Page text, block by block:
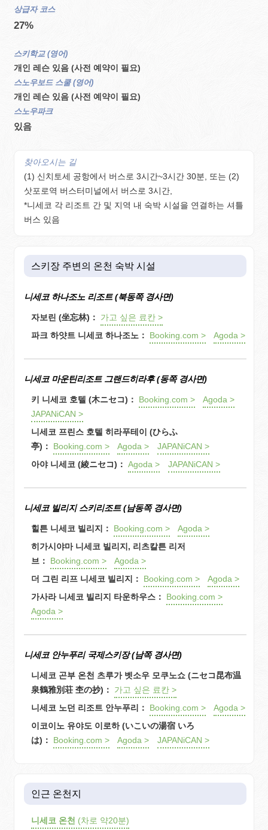
상급자 코스
27%
스키학교 (영어)
개인 레슨 있음 (사전 예약이 필요)
스노우보드 스쿨 (영어)
개인 레슨 있음 (사전 예약이 필요)
스노우파크
있음
찾아오시는 길
(1) 신치토세 공항에서 버스로 3시간~3시간 30분, 또는 (2)
삿포로역 버스터미널에서 버스로 3시간,
*니세코 각 리조트 간 및 지역 내 숙박 시설을 연결하는 셔틀
버스 있음
스키장 주변의 온천 숙박 시설
니세코 하나조노 리조트 (북동쪽 경사면)
자보린 (坐忘林)：
가고 싶은 료칸 >
파크 하얏트 니세코 하나조노：
Booking.com > Agoda >
니세코 마운틴리조트 그랜드히라후 (동쪽 경사면)
키 니세코 호텔 (木ニセコ)： Booking.com >
Agoda >
JAPANiCAN >
니세코 프린스 호텔 히라푸테이 (ひらふ
亭)： Booking.com > Agoda >
JAPANiCAN >
아야 니세코 (綾ニセコ)： Agoda > JAPANiCAN >
니세코 빌리지 스키리조트 (남동쪽 경사면)
힐튼 니세코 빌리지： Booking.com >
Agoda >
히가시야마 니세코 빌리지, 리츠칼튼 리저
브：
Booking.com >
Agoda >
더 그린 리프 니세코 빌리지：
Booking.com >
Agoda >
가사라 니세코 빌리지 타운하우스：
Booking.com >
Agoda >
니세코 안누푸리 국제스키장 (남쪽 경사면)
니세코 곤부 온천 츠루가 벳소우 모쿠노쇼 (ニセコ昆布温
泉鶴雅別荘 杢の抄)：
가고 싶은 료칸 >
니세코 노던 리조트 안누푸리：
Booking.com >
Agoda >
이코이노 유야도 이로하 (いこいの湯宿 いろ
は)：
Booking.com > Agoda > JAPANiCAN >
인근 온천지
니세코 온천 (차로 약20분)